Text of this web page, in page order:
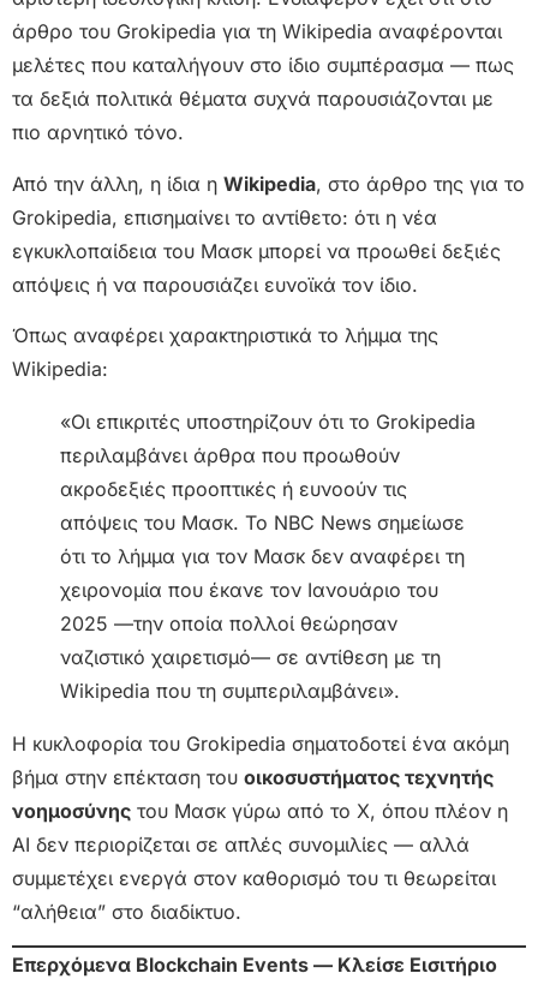
άρθρο του Grokipedia για τη Wikipedia αναφέρονται
μελέτες που καταλήγουν στο ίδιο συμπέρασμα — πως
τα δεξιά πολιτικά θέματα συχνά παρουσιάζονται με
πιο αρνητικό τόνο.
Από την άλλη, η ίδια η Wikipedia, στο άρθρο της για το
Grokipedia, επισημαίνει το αντίθετο: ότι η νέα
εγκυκλοπαίδεια του Μασκ μπορεί να προωθεί δεξιές
απόψεις ή να παρουσιάζει ευνοϊκά τον ίδιο.
Όπως αναφέρει χαρακτηριστικά το λήμμα της
Wikipedia:
«Οι επικριτές υποστηρίζουν ότι το Grokipedia
περιλαμβάνει άρθρα που προωθούν
ακροδεξιές προοπτικές ή ευνοούν τις
απόψεις του Μασκ. Το NBC News σημείωσε
ότι το λήμμα για τον Μασκ δεν αναφέρει τη
χειρονομία που έκανε τον Ιανουάριο του
2025 —την οποία πολλοί θεώρησαν
ναζιστικό χαιρετισμό— σε αντίθεση με τη
Wikipedia που τη συμπεριλαμβάνει».
Η κυκλοφορία του Grokipedia σηματοδοτεί ένα ακόμη
βήμα στην επέκταση του οικοσυστήματος τεχνητής
νοημοσύνης του Μασκ γύρω από το X, όπου πλέον η
AI δεν περιορίζεται σε απλές συνομιλίες — αλλά
συμμετέχει ενεργά στον καθορισμό του τι θεωρείται
“αλήθεια” στο διαδίκτυο.
Επερχόμενα Blockchain Events — Κλείσε Εισιτήριο